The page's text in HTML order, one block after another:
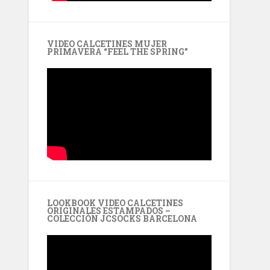
VIDEO CALCETINES MUJER
PRIMAVERA “FEEL THE SPRING”
LOOKBOOK VIDEO CALCETINES
ORIGINALES ESTAMPADOS –
COLECCIÓN JCSOCKS BARCELONA